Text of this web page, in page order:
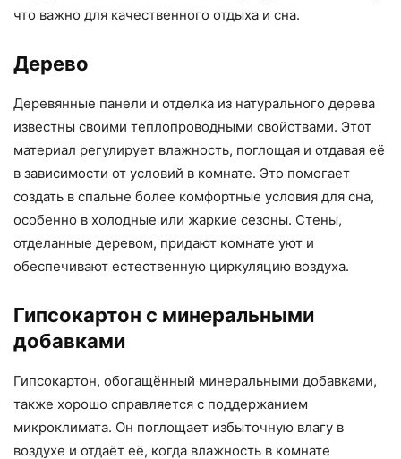
что важно для качественного отдыха и сна.
Дерево
Деревянные панели и отделка из натурального дерева
известны своими теплопроводными свойствами. Этот
материал регулирует влажность, поглощая и отдавая её
в зависимости от условий в комнате. Это помогает
создать в спальне более комфортные условия для сна,
особенно в холодные или жаркие сезоны. Стены,
отделанные деревом, придают комнате уют и
обеспечивают естественную циркуляцию воздуха.
Гипсокартон с минеральными
добавками
Гипсокартон, обогащённый минеральными добавками,
также хорошо справляется с поддержанием
микроклимата. Он поглощает избыточную влагу в
воздухе и отдаёт её, когда влажность в комнате